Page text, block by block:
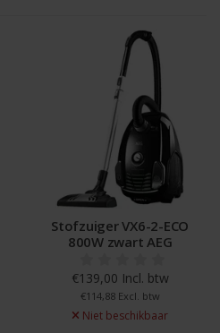
Stofzuiger VX6-2-ECO
800W zwart AEG
€139,00 Incl. btw
€114,88 Excl. btw
Niet beschikbaar